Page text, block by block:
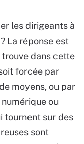
les dirigeants à
La réponse est
dans cette
forcée par
moyens, ou par
ou
tournent sur des
sont